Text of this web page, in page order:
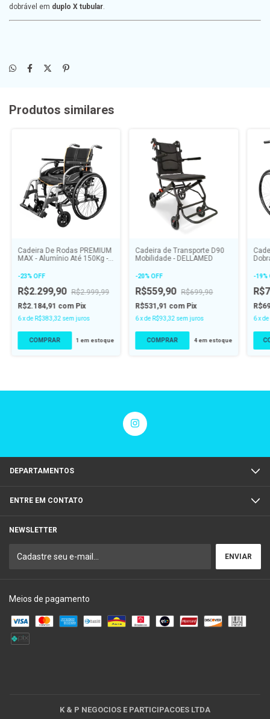
dobrável em duplo X tubular.
Produtos similares
Cadeira De Rodas PREMIUM
MAX - Alumínio Até 150Kg -
-23%OFF
R$2.299,90 R$2.999,99
R$2.184,91 com Pix
6xde R$383,32 sem juros
COMPRAR 1 em estoque
Cadeira de Transporte D90
Mobilidade - DELLAMED
-20%OFF
R$559,90 R$699,90
R$531,91 com Pix
6xde R$93,32 sem juros
4em estoque
-19%
6xde
DEPARTAMENTOS
ENTRE EM CONTATO
NEWSLETTER
Meios de pagamento
K & P NEGOCIOS E PARTICIPACOES LTDA